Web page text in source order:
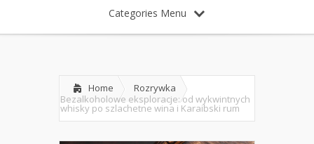
Categories Menu
Home
Rozrywka
Bezalkoholowe eksploracje: od wykwintnych
whisky po szlachetne wina i Karaibski rum